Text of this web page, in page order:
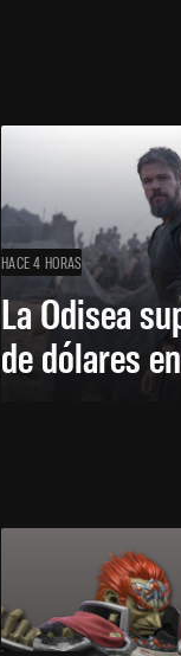
HACE 4 HORAS
La Odisea
de dólares